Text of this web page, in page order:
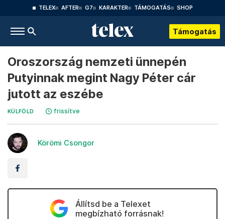
TELEX AFTER G7 KARAKTER TÁMOGATÁS SHOP
Támogatás
Oroszország nemzeti ünnepén
Putyinnak megint Nagy Péter cár
jutott az eszébe
KÜLFÖLD frissítve
Körömi Csongor
Állítsd be a Telexet
megbízható forrásnak!